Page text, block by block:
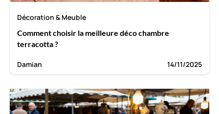
Décoration & Meuble
Comment choisir la meilleure déco chambre
terracotta ?
Damian 14/11/2025